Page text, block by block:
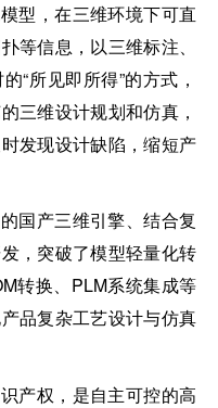
型，在三维环境下可直
等信息，以三维标注、
“所见即所得”的方式，
三维设计规划和仿真，
发现设计缺陷，缩短产
产三维引擎、结合复
，突破了模型轻量化转
转换、PLM系统集成等
品复杂工艺设计与仿真
产权，是自主可控的高